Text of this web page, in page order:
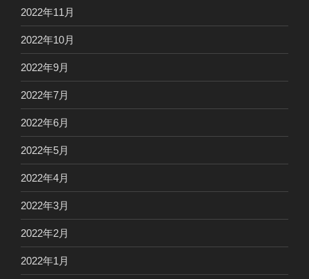
2022年11月
2022年10月
2022年9月
2022年7月
2022年6月
2022年5月
2022年4月
2022年3月
2022年2月
2022年1月